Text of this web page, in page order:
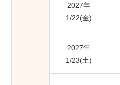
2027年
1/22(金)
2027年
1/23(土)